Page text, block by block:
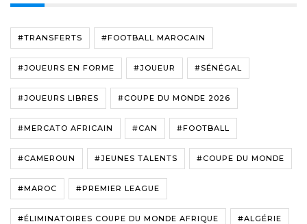
#TRANSFERTS #FOOTBALL MAROCAIN
#JOUEURS EN FORME #JOUEUR #SÉNÉGAL
#JOUEURS LIBRES #COUPE DU MONDE 2026
#MERCATO AFRICAIN #CAN #FOOTBALL
#CAMEROUN #JEUNES TALENTS #COUPE DU MONDE
#MAROC #PREMIER LEAGUE
#ÉLIMINATOIRES COUPE DU MONDE AFRIQUE #ALGÉRIE